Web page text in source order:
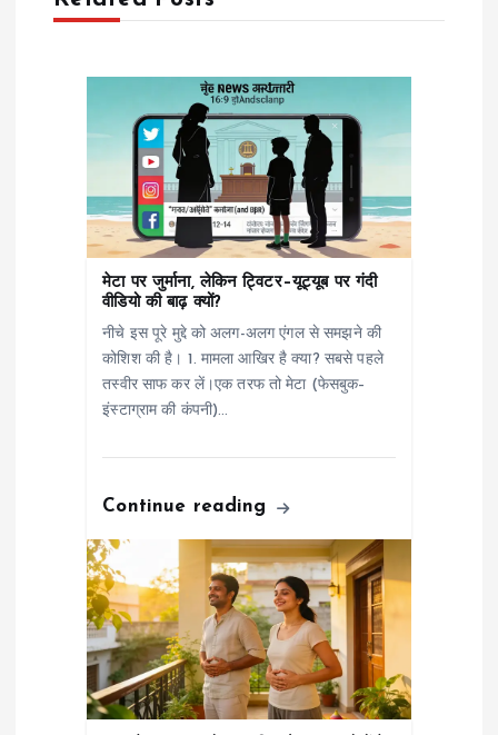
मेटा पर जुर्माना, लेकिन ट्विटर–यूट्यूब पर गंदी
वीडियो की बाढ़ क्यों?
नीचे इस पूरे मुद्दे को अलग-अलग एंगल से समझने की
कोशिश की है। 1. मामला आखिर है क्या? सबसे पहले
तस्वीर साफ कर लें।एक तरफ तो मेटा (फेसबुक–
इंस्टाग्राम की कंपनी)…
Continue reading